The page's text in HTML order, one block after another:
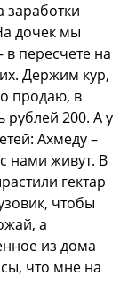
заработки
дочек мы
пересчете на
Держим кур,
продаю, в
рублей 200. А у
Ахмеду –
нами живут. В
гектар
чтобы
а
из дома
что мне на